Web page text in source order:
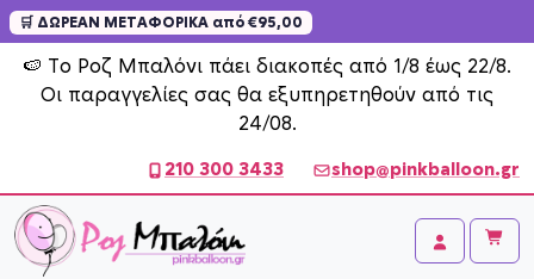
🛒 ΔΩΡΕΑΝ ΜΕΤΑΦΟΡΙΚΑ από €95,00
🍉 Το Ροζ Μπαλόνι πάει διακοπές από 1/8 έως 22/8.
Οι παραγγελίες σας θα εξυπηρετηθούν από τις
24/08.
Skip to content
210 300 3433 shop@pinkballoon.gr
Account
Cart